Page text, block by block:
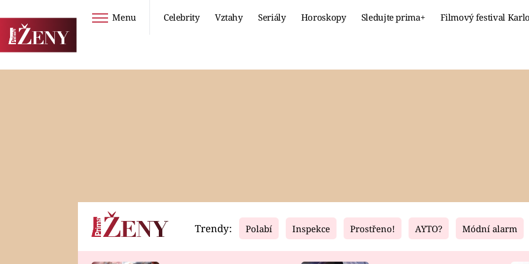
Menu Celebrity Vztahy Seriály Horoskopy Sledujte prima+ Filmový festival
Horoskopy Video Fresh Living
Trendy: Polabí Inspekce Prostřeno! AYTO? Módní alarm